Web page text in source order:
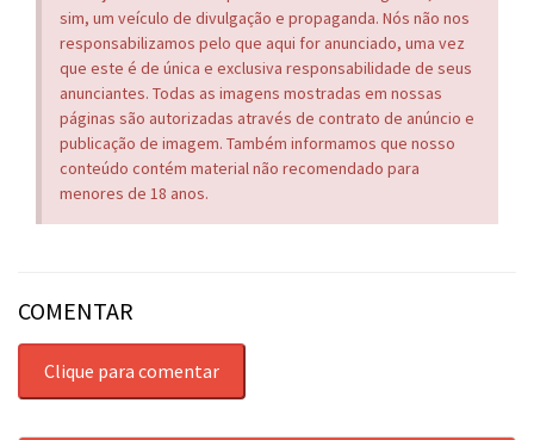
sim, um veículo de divulgação e propaganda. Nós não nos
responsabilizamos pelo que aqui for anunciado, uma vez
que este é de única e exclusiva responsabilidade de seus
anunciantes. Todas as imagens mostradas em nossas
páginas são autorizadas através de contrato de anúncio e
publicação de imagem. Também informamos que nosso
conteúdo contém material não recomendado para
menores de 18 anos.
COMENTAR
Clique para comentar